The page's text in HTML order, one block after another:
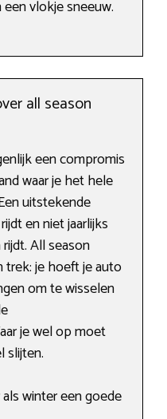
vlokje sneeuw.
all season
een compromis
waar je het hele
uitstekende
en niet jaarlijks
All season
trek: je hoeft je auto
om te wisselen
je wel op moet
slijten.
winter een goede